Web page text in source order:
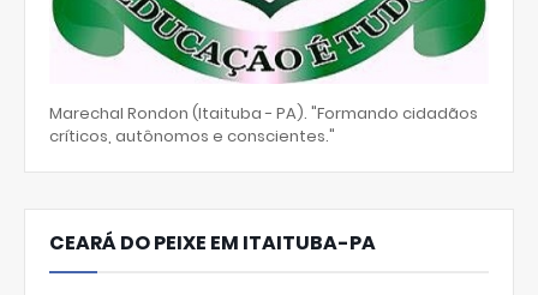
Marechal Rondon (Itaituba - PA). "Formando cidadãos
críticos, autônomos e conscientes."
CEARÁ DO PEIXE EM ITAITUBA-PA